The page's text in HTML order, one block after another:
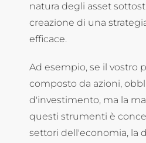
natura degli asset
creazione di una
efficace.
Ad esempio, se il vostro
composto da azioni,
d'investimento, ma la
questi strumenti è
settori dell'economia, la